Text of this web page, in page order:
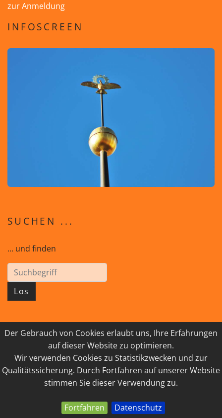
Der Gebrauch von Cookies erlaubt uns, Ihre Erfahrungen
auf dieser Website zu optimieren.
Wir verwenden Cookies zu Statistikzwecken und zur
Qualitätssicherung. Durch Fortfahren auf unserer Website
stimmen Sie dieser Verwendung zu.
Fortfahren Datenschutz
zur Anmeldung
INFOSCREEN
SUCHEN ...
... und finden
Los
© 2026 GEISTreich - Diözese Innsbruck
IMPRESSUM
LINKSAMMLUNG
DATENSCHUTZ
KONTAKT
powered by webEdition CMS